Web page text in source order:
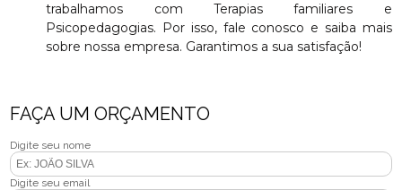
trabalhamos com Terapias familiares e
Psicopedagogias. Por isso, fale conosco e saiba mais
sobre nossa empresa. Garantimos a sua satisfação!
FAÇA UM ORÇAMENTO
Digite seu nome
Digite seu email